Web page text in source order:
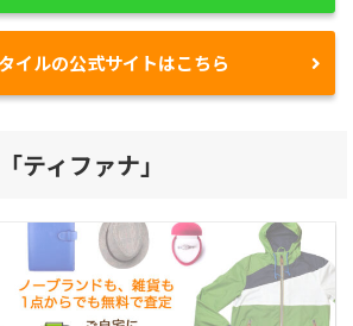
イルの公式サイトはこちら
ティファナ」